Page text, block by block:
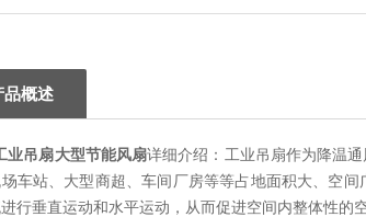
品概述
业吊扇大型节能风扇详细介绍：工业吊扇作为降温
车站、大型商超、车间厂房等等占地面积大、空
行垂直运动和水平运动，从而促进空间内整体性的